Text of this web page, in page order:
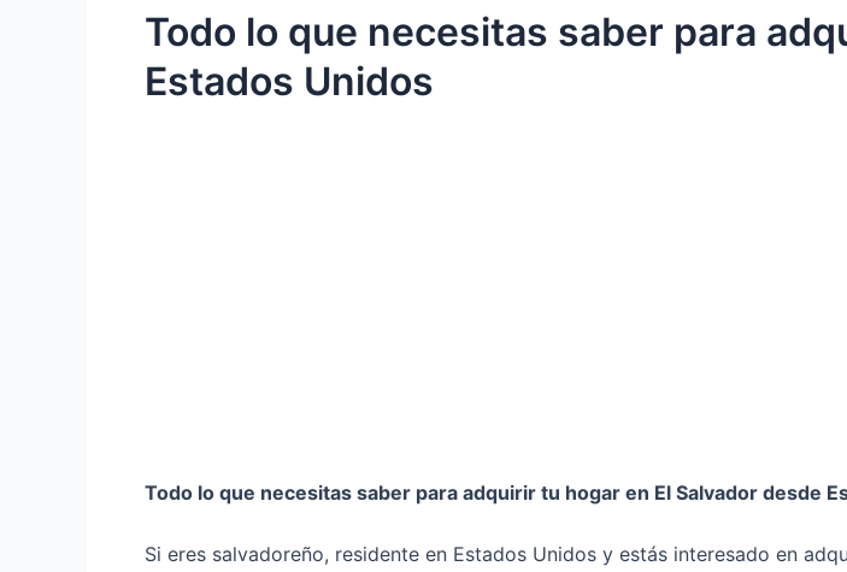
Todo lo que necesitas saber para
Estados Unidos
Todo lo que necesitas saber para adquirir tu hogar en El Salvador desde
Si eres salvadoreño, residente en Estados Unidos y estás interesado en